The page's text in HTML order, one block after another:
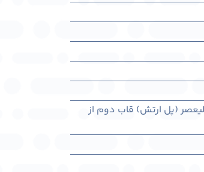
(پل ارتش) قاب دوم از